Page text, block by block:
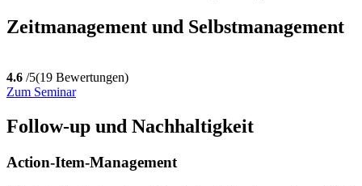
Zeitmanagement und Selbstmanagement
4.6 /5(19 Bewertungen)
Zum Seminar
Follow-up und Nachhaltigkeit
Action-Item-Management